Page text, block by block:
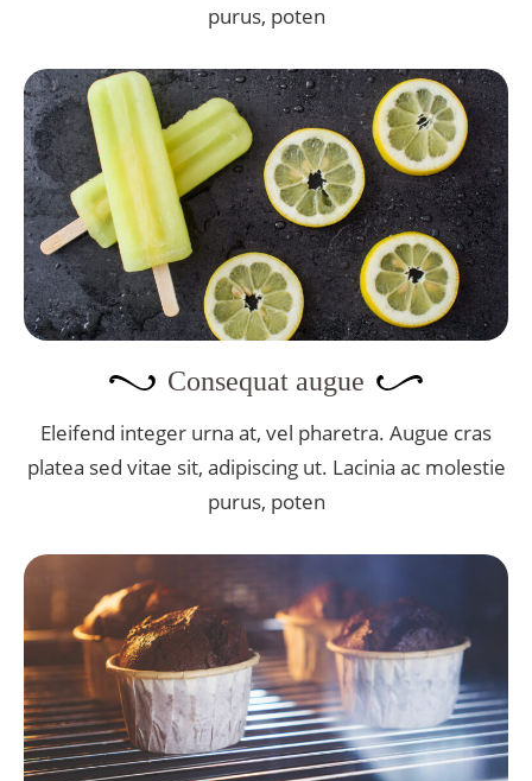
purus, poten
Consequat augue
Eleifend integer urna at, vel pharetra. Augue cras
platea sed vitae sit, adipiscing ut. Lacinia ac molestie
purus, poten